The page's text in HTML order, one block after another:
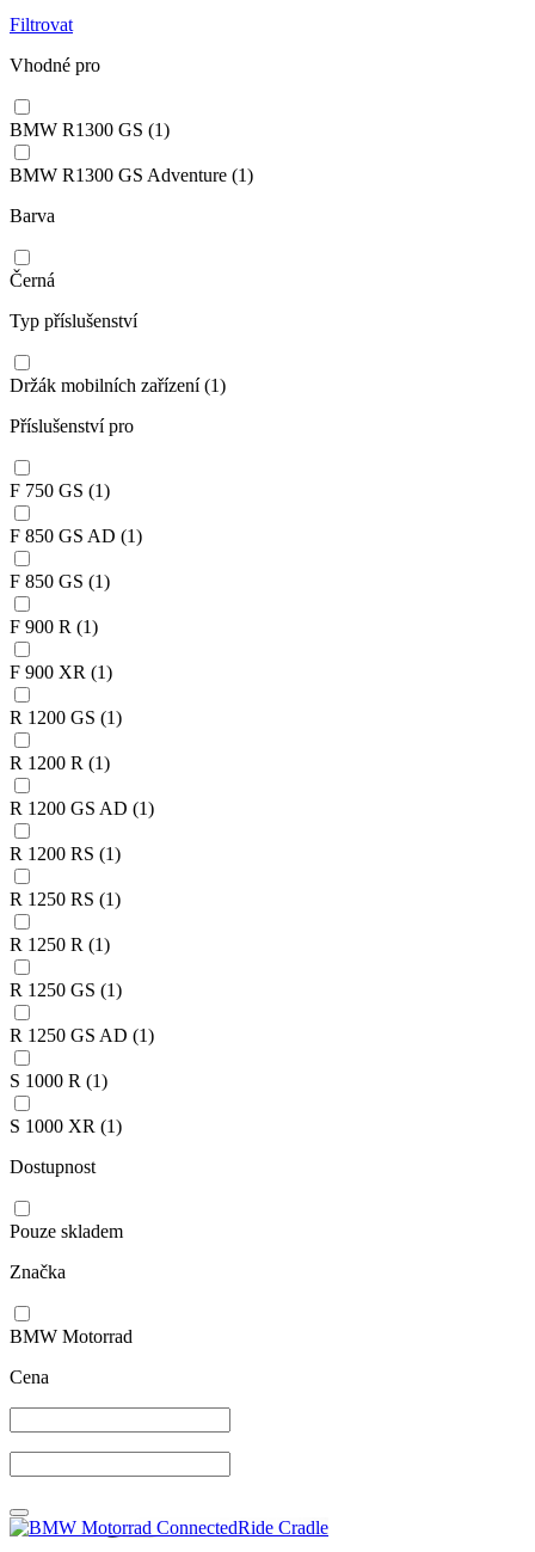
Filtrovat
Vhodné pro
BMW R1300 GS (1)
BMW R1300 GS Adventure (1)
Barva
Černá
Typ příslušenství
Držák mobilních zařízení(1)
Příslušenství pro
F 750 GS (1)
F 850 GS AD (1)
F 850 GS (1)
F 900 R (1)
F 900 XR (1)
R 1200 GS (1)
R 1200 R (1)
R 1200 GS AD (1)
R 1200 RS (1)
R 1250 RS (1)
R 1250 R (1)
R 1250 GS (1)
R 1250 GS AD (1)
S 1000 R (1)
S 1000 XR (1)
Dostupnost
Pouze skladem
Značka
BMW Motorrad
Cena